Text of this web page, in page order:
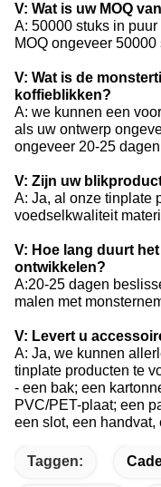
V: Wat is uw MOQ
A: 50000 stuks in
MOQ ongeveer 50000
V: Wat is de
koffieblikken?
A: we kunnen een
als uw ontwerp
ongeveer 20-25
V: Zijn uw
A: Ja, al onze tinplate
voedselkwaliteit
V: Hoe lang duurt
ontwikkelen?
A:20-25 dagen
malen met
V: Levert u
A: Ja, we kunnen
tinplate producten te
- een bak; een
PVC/PET-plaat; een
een slot, een handvat,
Taggen: